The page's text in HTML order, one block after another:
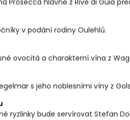
v podání rodiny Oulehlů.
ovocitá a charakterní vína z
s jeho noblesními víny z
ryzlinky bude servírovat Stefan